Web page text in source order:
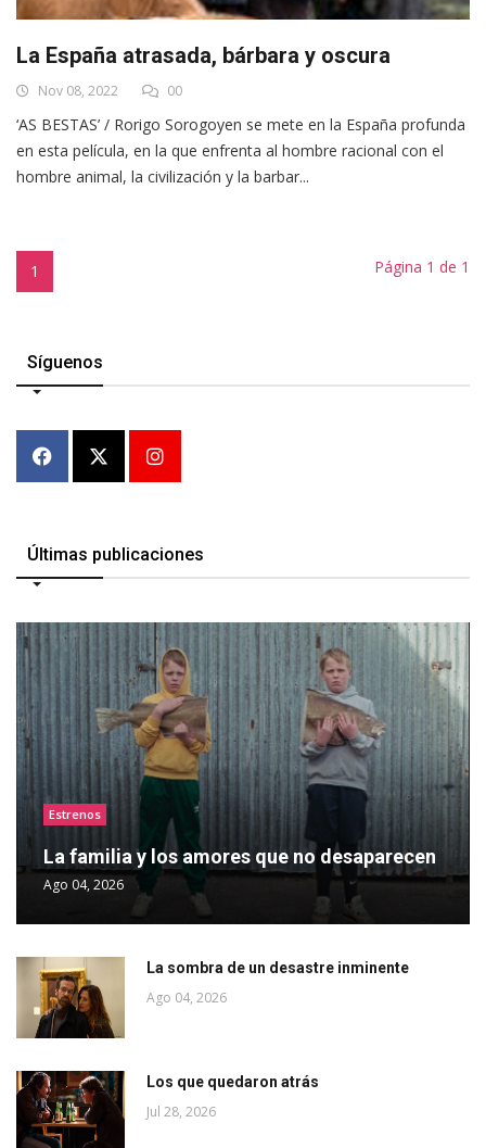
La España atrasada, bárbara y oscura
Nov 08, 2022 00
‘AS BESTAS’ / Rorigo Sorogoyen se mete en la España profunda
en esta película, en la que enfrenta al hombre racional con el
hombre animal, la civilización y la barbar...
1 Página 1 de 1
Síguenos
Últimas publicaciones
Estrenos
La familia y los amores que no desaparecen
Ago 04, 2026
La sombra de un desastre inminente
Ago 04, 2026
Los que quedaron atrás
Jul 28, 2026